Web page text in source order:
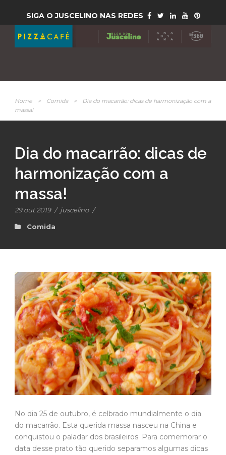
SIGA O JUSCELINO NAS REDES
Home > Comida >
Dia do macarrão: dicas de harmonização com a
massa!
Dia do macarrão: dicas de
harmonização com a
massa!
29 out 2019 / juscelino /
Comida
No dia 25 de outubro, é celbrado mundialmente o dia
do macarrão. Esta querida massa nasceu na China e
conquistou o paladar dos brasileiros. Para comemorar o
data desse prato tão querido separamos algumas dicas